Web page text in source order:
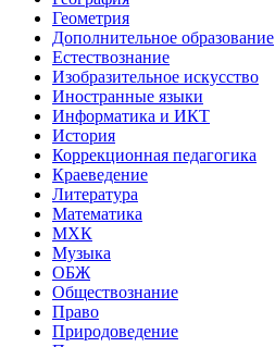
Геометрия
Дополнительное образование
Естествознание
Изобразительное искусство
Иностранные языки
Информатика и ИКТ
История
Коррекционная педагогика
Краеведение
Литература
Математика
МХК
Музыка
ОБЖ
Обществознание
Право
Природоведение